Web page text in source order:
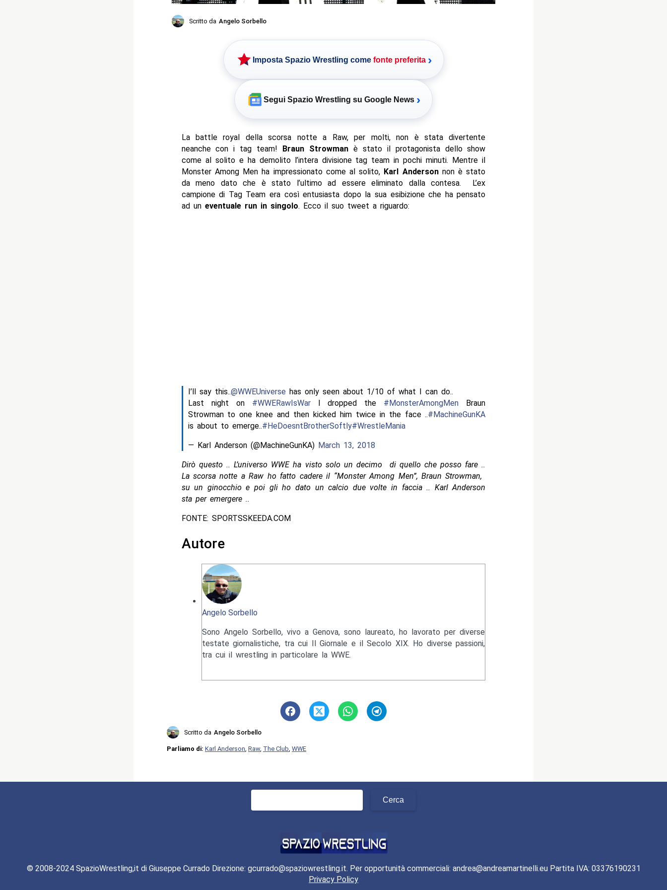
Scritto da Angelo Sorbello
Imposta Spazio Wrestling come fonte preferita ›
Segui Spazio Wrestling su Google News ›
La battle royal della scorsa notte a Raw, per molti, non è stata divertente
neanche con i tag team! Braun Strowman è stato il protagonista dello show
come al solito e ha demolito l’intera divisione tag team in pochi minuti. Mentre il
Monster Among Men ha impressionato come al solito, Karl Andersonnon è stato
da meno dato che è stato l’ultimo ad essere eliminato dalla contesa. L’ex
campione di Tag Team era così entusiasta dopo la sua esibizione che ha pensato
ad un eventuale run in singolo. Ecco il suo tweet a riguardo:
I’ll say this..@WWEUniverse has only seen about 1/10 of what I can do..
Last night on #WWERawIsWarI dropped the #MonsterAmongMen Braun
Strowman to one knee and then kicked him twice in the face ..#MachineGunKA
is about to emerge..#HeDoesntBrotherSoftly#WrestleMania
— Karl Anderson (@MachineGunKA) March 13, 2018
Dirò questo .. L’universo WWE ha visto solo un decimo di quello che posso fare ..
La scorsa notte a Raw ho fatto cadere il “Monster Among Men”, Braun Strowman,
su un ginocchio e poi gli ho dato un calcio due volte in faccia .. Karl Anderson
sta per emergere ..
FONTE: SPORTSSKEEDA.COM
Autore
Angelo Sorbello
Sono Angelo Sorbello, vivo a Genova, sono laureato, ho lavorato per diverse
testate giornalistiche, tra cui Il Giornale e il Secolo XIX. Ho diverse passioni,
tra cui il wrestling in particolare la WWE.
Scritto da Angelo Sorbello
Parliamo di: Karl Anderson, Raw, The Club, WWE
Ricerca
© 2008-2024 SpazioWrestling,it di Giuseppe Currado Direzione: gcurrado@spaziowrestling.it. Per opportunità commerciali: andrea@andreamartinelli.eu Partita IVA: 03376190231
Privacy Policy